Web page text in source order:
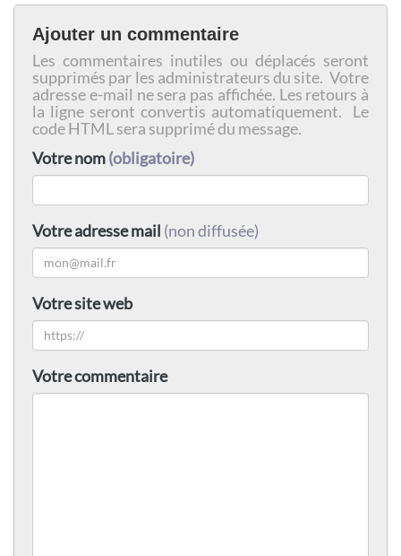
Ajouter un commentaire
Les commentaires inutiles ou déplacés seront
supprimés par les administrateurs du site. Votre
adresse e-mail ne sera pas affichée. Les retours à
la ligne seront convertis automatiquement. Le
code HTML sera supprimé du message.
Votre nom(obligatoire)
Votre adresse mail (non diffusée)
Votre site web
Votre commentaire